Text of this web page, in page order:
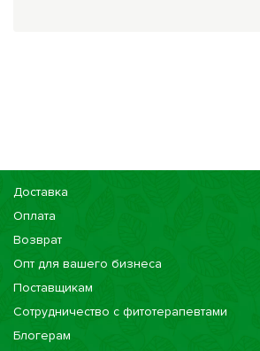
Доставка
Оплата
Возврат
Опт для вашего бизнеса
Поставщикам
Сотрудничество с фитотерапевтами
Блогерам